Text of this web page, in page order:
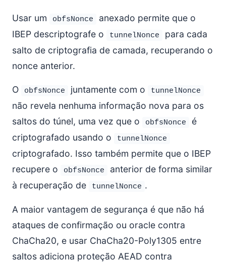
Usar um obfsNonce
anexado permite que o
IBEP descriptografe o
tunnelNonce
para cada
salto de criptografia de camada, recuperando o
nonce anterior.
O obfsNonce juntamente com o tunnelNonce
não revela nenhuma informação nova para os
saltos do túnel, uma vez que o
obfsNonce
é
criptografado usando o
tunnelNonce
criptografado. Isso também permite que o IBEP
recupere o
obfsNonce
anterior de forma similar
à recuperação de
tunnelNonce .
A maior vantagem de segurança é que não há
ataques de confirmação ou oracle contra
ChaCha20, e usar ChaCha20-Poly1305 entre
saltos adiciona proteção AEAD contra